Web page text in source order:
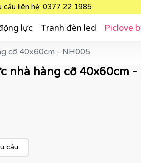
cầu liên hệ: 0377 22 1985
lực Tranh đèn led Piclove
cỡ 40x60cm - NH005
nhà hàng cỡ 40x60cm -
cầu